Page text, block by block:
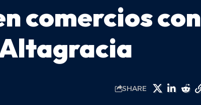
comercios con
SHARE